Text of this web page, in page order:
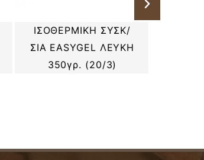
ΙΣΟΘΕΡΜΙΚΗ ΣΥΣΚ/
ΣΙΑ EASYGEL ΛΕΥΚΗ
350γρ. (20/3)